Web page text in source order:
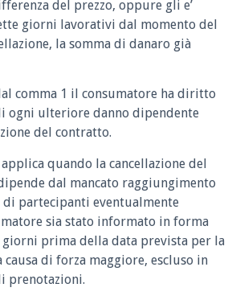
del prezzo, oppure gli e’
giorni lavorativi dal momento del
la somma di danaro già
comma 1 il consumatore ha diritto
ogni ulteriore danno dipendente
del contratto.
quando la cancellazione del
dal mancato raggiungimento
partecipanti eventualmente
sia stato informato in forma
prima della data prevista per la
di forza maggiore, escluso in
prenotazioni.